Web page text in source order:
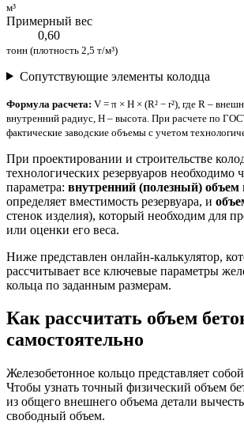
м³
Примерный вес
0,60
тонн (плотность 2,5 т/м³)
Сопутствующие элементы колодца
Формула расчета: V = π × H × (R² − r²), где R –
внутренний радиус, H – высота. При расчете по
фактические заводские объемы с учетом
При проектировании и строительстве
технологических резервуаров необходимо
параметра: внутренний (полезный) объем
определяет вместимость резервуара, и
стенок изделия), который необходим для
или оценки его веса.
Ниже представлен онлайн-калькулятор,
рассчитывает все ключевые параметры
кольца по заданным размерам.
Как рассчитать объем
самостоятельно
Железобетонное кольцо представляет
Чтобы узнать точный физический объем
из общего внешнего объема детали
свободный объем.